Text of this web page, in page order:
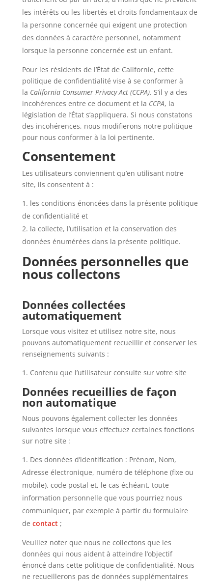
les intérêts ou les libertés et droits fondamentaux de
la personne concernée qui exigent une protection
des données à caractère personnel, notamment
lorsque la personne concernée est un enfant.
Pour les résidents de l’État de Californie, cette
politique de confidentialité vise à se conformer à
la California Consumer Privacy Act (CCPA). S’il y a des
incohérences entre ce document et la CCPA, la
législation de l’État s’appliquera. Si nous constatons
des incohérences, nous modifierons notre politique
pour nous conformer à la loi pertinente.
Consentement
Les utilisateurs conviennent qu’en utilisant notre
site, ils consentent à :
les conditions énoncées dans la présente politique
de confidentialité et
la collecte, l’utilisation et la conservation des
données énumérées dans la présente politique.
Données personnelles que
nous collectons
Données collectées
automatiquement
Lorsque vous visitez et utilisez notre site, nous
pouvons automatiquement recueillir et conserver les
renseignements suivants :
Contenu que l’utilisateur consulte sur votre site
Données recueillies de façon
non automatique
Nous pouvons également collecter les données
suivantes lorsque vous effectuez certaines fonctions
sur notre site :
Des données d’identification : Prénom, Nom,
Adresse électronique, numéro de téléphone (fixe ou
mobile), code postal et, le cas échéant, toute
information personnelle que vous pourriez nous
communiquer, par exemple à partir du formulaire
de contact ;
Veuillez noter que nous ne collectons que les
données qui nous aident à atteindre l’objectif
énoncé dans cette politique de confidentialité. Nous
ne recueillerons pas de données supplémentaires